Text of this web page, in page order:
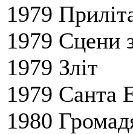
1979
1979 Сцени
1979 Зліт
1979 Санта
1980